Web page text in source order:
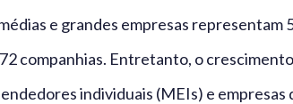
e grandes empresas representam
companhias. Entretanto, o
individuais (MEIs) e empresas